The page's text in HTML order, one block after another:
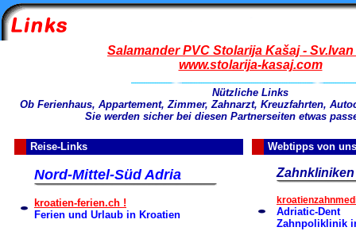
Salamander PVC Stolarija Kašaj -
www.stolarija-kasaj.com
Nützliche Links
Ob Ferienhaus, Appartement, Zimmer, Zahnarzt, Kreuzfahrten,
Sie werden sicher bei diesen Partnerseiten etwas
Reise-Links Webtipps von
Nord-Mittel-Süd Adria
kroatien-ferien.ch !
Ferien und Urlaub in Kroatien
Adriatic-Dent
Zahnpoliklinik